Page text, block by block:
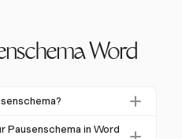
Word
ist ein vorgefertigtes
Pausenschema in Word